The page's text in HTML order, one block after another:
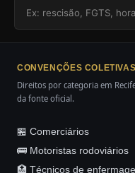
CONVENÇÕES COLETIVAS
Direitos por categoria em
da fonte oficial.
🏪 Comerciários
🚌 Motoristas rodoviários
🏥 Técnicos de